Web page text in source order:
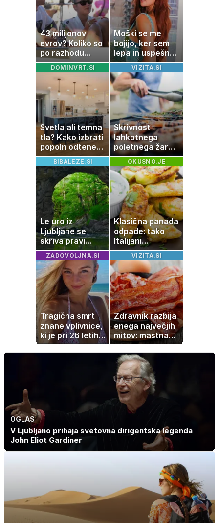
43 milijonov
evrov? Koliko so
po razhodu
zahtevale ali
prejele
partnerice
športnih
zvezdnikov
Moški se me
bojijo, ker sem
lepa in uspešna:
Misica razkrila,
zakaj je še
vedno samska
DOMINVRT.SI
Svetla ali temna
tla? Kako izbrati
popoln odtenek
za vaš dom
VIZITA.SI
Skrivnost
lahkotnega
poletnega žara,
po katerem ne
boste
potrebovali
popoldanskega
spanca
BIBALEZE.SI
Le uro iz
Ljubljane se
skriva pravi
naravni čudež:
izlet, ki bo
navdušil otroke
OKUSNO.JE
Klasična panada
odpade: tako
Italijani
pripravijo
slastne ocvrte
bučke
ZADOVOLJNA.SI
Tragična smrt
znane vplivnice,
ki je pri 26 letih
izgubila boj z
boleznijo
VIZITA.SI
Zdravnik razbija
enega največjih
mitov: mastna
jetra ne
nastanejo zaradi
slanine, temveč
zaradi živila, ki
ga imamo vsi
radi
OGLAS
V Ljubljano prihaja svetovna dirigentska legenda
John Eliot Gardiner